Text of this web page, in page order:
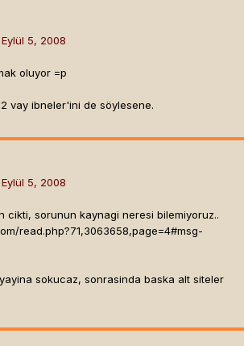
Eylül 5, 2008
oluyor =p
vay ibneler'ini de söylesene.
Eylül 5, 2008
cikti, sorunun kaynagi neresi bilemiyoruz..
read.php?71,3063658,page=4#msg-
sokucaz, sonrasinda baska alt siteler